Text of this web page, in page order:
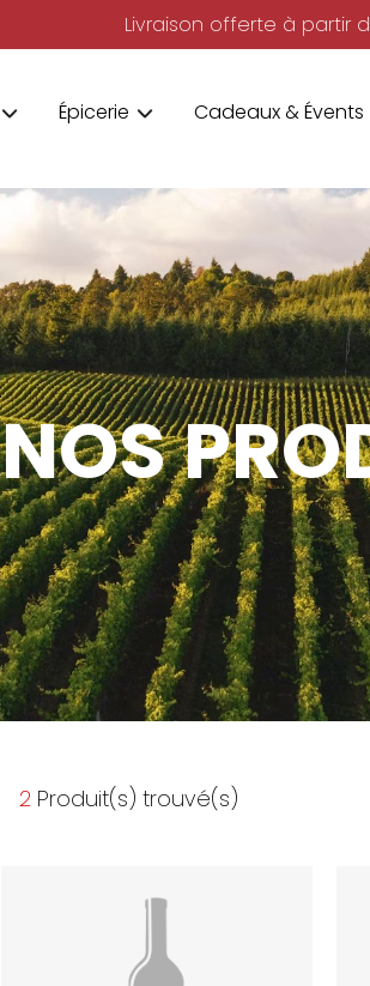
Livraison offerte à partir
Épicerie Cadeaux & Évents
NOS
2 Produit(s) trouvé(s)